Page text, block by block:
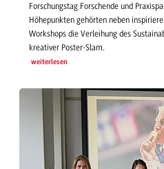
Forschungstag Forschende und
Höhepunkten gehörten neben
Workshops die Verleihung des
kreativer Poster-Slam.
weiterlesen